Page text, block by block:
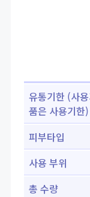
유통기한 (사
품은 사용기한)
피부타입
사용 부위
총 수량